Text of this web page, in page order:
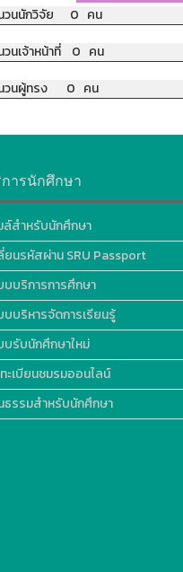
วนนักวิจัย 0 คน
วนเจ้าหน้าที่ 0 คน
วนผู้ทรง 0 คน
ารนักศึกษา
ล์สำหรับนักศึกษา
ยนรหัสผ่าน SRU Passport
บบริการการศึกษา
บบริหารจัดการเรียนรู้
บรับนักศึกษาใหม่
ะเบียนชมรมออนไลน์
รรมสำหรับนักศึกษา